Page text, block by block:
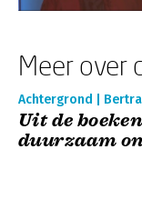
Meer over
Achtergrond |
Uit de
duurzaam